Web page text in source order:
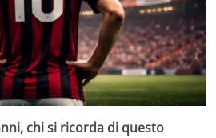
chi si ricorda di questo